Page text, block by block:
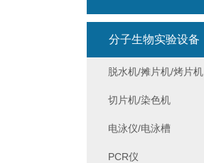
分子生物实验设备
脱水机/摊片机/烤片机
切片机/染色机
电泳仪/电泳槽
PCR仪